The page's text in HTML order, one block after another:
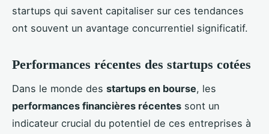
startups qui savent capitaliser sur ces tendances
ont souvent un avantage concurrentiel significatif.
Performances récentes des startups cotées
Dans le monde des startups en bourse, les
performances financières récentes sont un
indicateur crucial du potentiel de ces entreprises à